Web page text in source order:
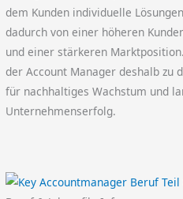
dem Kunden individuelle
dadurch von einer höheren
und einer stärkeren
der Account Manager deshalb zu
für nachhaltiges Wachstum und
Unternehmenserfolg.